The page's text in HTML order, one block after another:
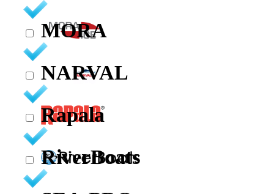
MORA
NARVAL
Rapala
RiverBoats